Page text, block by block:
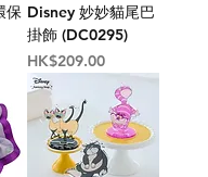
保 Disney 妙妙貓尾巴
掛飾 (DC0295)
價格
HK$209.00